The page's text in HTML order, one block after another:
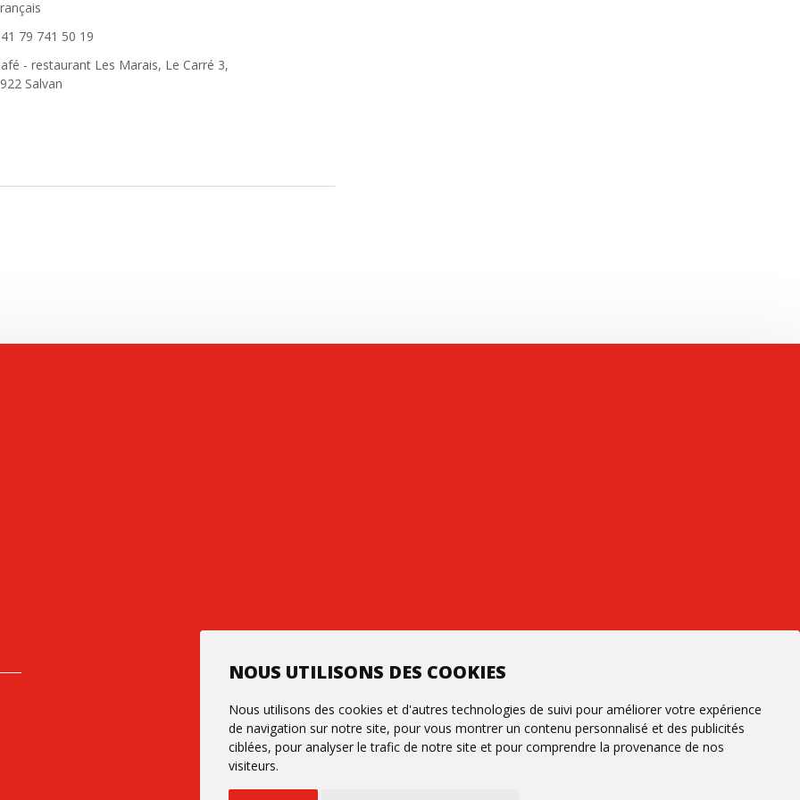
NOUS UTILISONS DES COOKIES
Nous utilisons des cookies et d'autres technologies de suivi pour améliorer votre expérience
de navigation sur notre site, pour vous montrer un contenu personnalisé et des publicités
ciblées, pour analyser le trafic de notre site et pour comprendre la provenance de nos
visiteurs.
79 741 50 19
- restaurant Les Marais, Le Carré 3,
Salvan